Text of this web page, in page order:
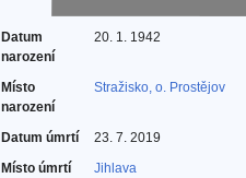
Datum
narození
20. 1. 1942
Místo
narození
Stražisko, o. Prostějov
Datum úmrtí
23. 7. 2019
Místo úmrtí
Jihlava